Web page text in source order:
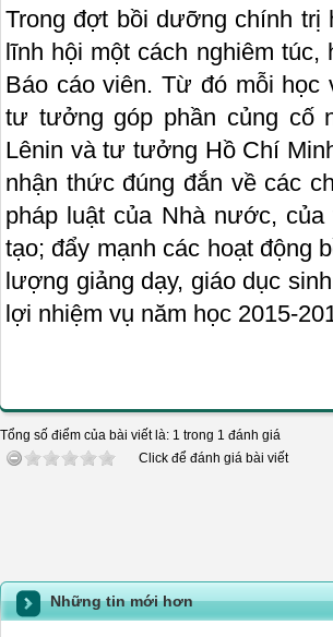
Trong đợt bồi dưỡng chính trị
lĩnh hội một cách nghiêm
Báo cáo viên. Từ đó mỗi
tư tưởng góp phần củng cố
Lênin và tư tưởng Hồ Chí
nhận thức đúng đắn về các
pháp luật của Nhà nước,
tạo; đẩy mạnh các hoạt động
lượng giảng dạy, giáo dục
lợi nhiệm vụ năm học 2015-
Tổng số điểm của bài viết là: 1 trong 1 đánh giá
Click để đánh giá bài viết
Những tin mới hơn